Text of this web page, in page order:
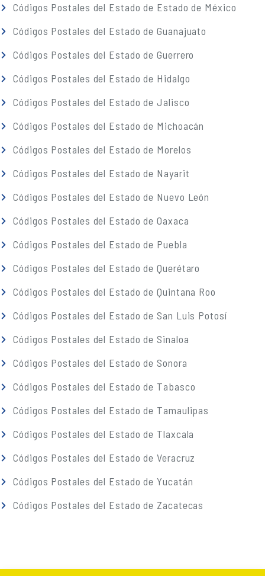
Códigos Postales del Estado de Estado de México
Códigos Postales del Estado de Guanajuato
Códigos Postales del Estado de Guerrero
Códigos Postales del Estado de Hidalgo
Códigos Postales del Estado de Jalisco
Códigos Postales del Estado de Michoacán
Códigos Postales del Estado de Morelos
Códigos Postales del Estado de Nayarit
Códigos Postales del Estado de Nuevo León
Códigos Postales del Estado de Oaxaca
Códigos Postales del Estado de Puebla
Códigos Postales del Estado de Querétaro
Códigos Postales del Estado de Quintana Roo
Códigos Postales del Estado de San Luis Potosí
Códigos Postales del Estado de Sinaloa
Códigos Postales del Estado de Sonora
Códigos Postales del Estado de Tabasco
Códigos Postales del Estado de Tamaulipas
Códigos Postales del Estado de Tlaxcala
Códigos Postales del Estado de Veracruz
Códigos Postales del Estado de Yucatán
Códigos Postales del Estado de Zacatecas